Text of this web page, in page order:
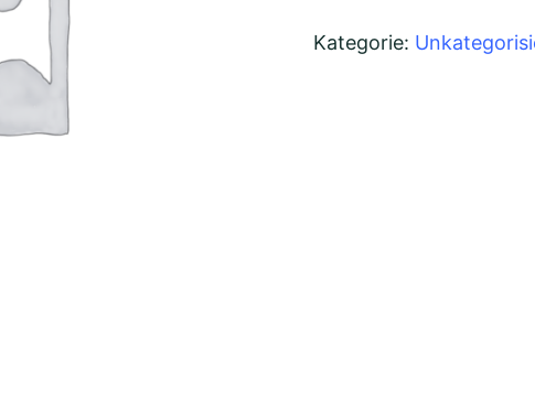
Gigabyte
Kategorie: